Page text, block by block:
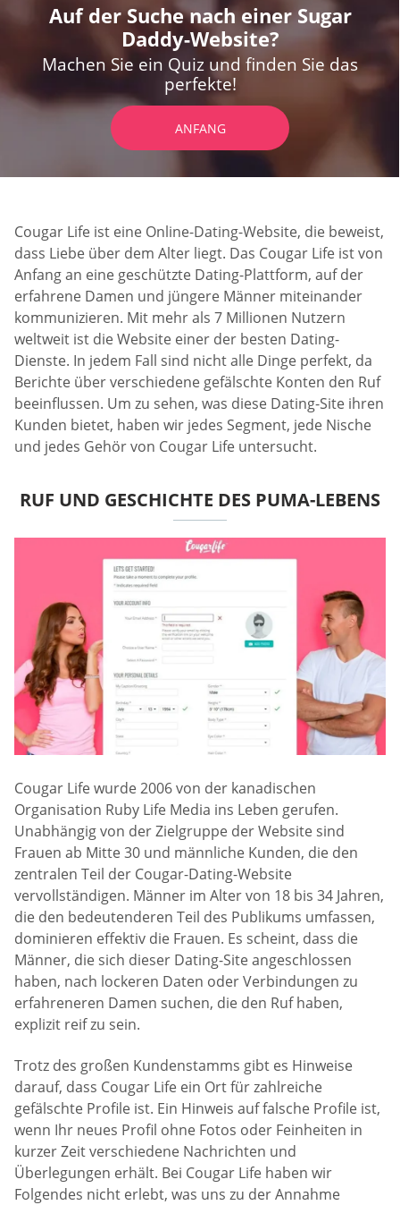
Auf der Suche nach einer Sugar
Daddy-Website?
Machen Sie ein Quiz und finden Sie das
perfekte!
ANFANG
Cougar Life ist eine Online-Dating-Website, die beweist,
dass Liebe über dem Alter liegt. Das Cougar Life ist von
Anfang an eine geschützte Dating-Plattform, auf der
erfahrene Damen und jüngere Männer miteinander
kommunizieren. Mit mehr als 7 Millionen Nutzern
weltweit ist die Website einer der besten Dating-
Dienste. In jedem Fall sind nicht alle Dinge perfekt, da
Berichte über verschiedene gefälschte Konten den Ruf
beeinflussen. Um zu sehen, was diese Dating-Site ihren
Kunden bietet, haben wir jedes Segment, jede Nische
und jedes Gehör von Cougar Life untersucht.
RUF UND GESCHICHTE DES PUMA-LEBENS
Cougar Life wurde 2006 von der kanadischen
Organisation Ruby Life Media ins Leben gerufen.
Unabhängig von der Zielgruppe der Website sind
Frauen ab Mitte 30 und männliche Kunden, die den
zentralen Teil der Cougar-Dating-Website
vervollständigen. Männer im Alter von 18 bis 34 Jahren,
die den bedeutenderen Teil des Publikums umfassen,
dominieren effektiv die Frauen. Es scheint, dass die
Männer, die sich dieser Dating-Site angeschlossen
haben, nach lockeren Daten oder Verbindungen zu
erfahreneren Damen suchen, die den Ruf haben,
explizit reif zu sein.
Trotz des großen Kundenstamms gibt es Hinweise
darauf, dass Cougar Life ein Ort für zahlreiche
gefälschte Profile ist. Ein Hinweis auf falsche Profile ist,
wenn Ihr neues Profil ohne Fotos oder Feinheiten in
kurzer Zeit verschiedene Nachrichten und
Überlegungen erhält. Bei Cougar Life haben wir
Folgendes nicht erlebt, was uns zu der Annahme